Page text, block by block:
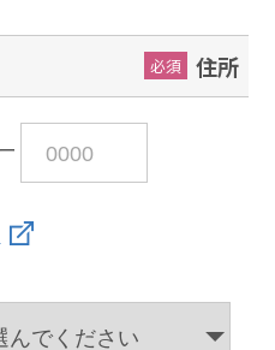
住所
必須